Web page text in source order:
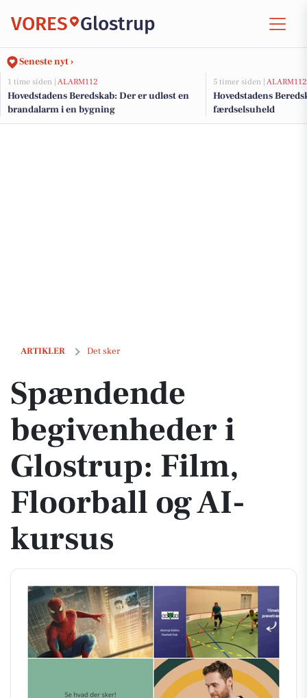
VORES Glostrup
Seneste nyt ›
1 time siden | ALARM112
Hovedstadens Beredskab: Der er udløst en
brandalarm i en bygning
5 timer siden | ALARM112
Hovedstadens
færdselsuheld
ARTIKLER Det sker
Spændende begivenheder i Glostrup: Film, Floorball og AI-kursus
Spændende
begivenheder i
Glostrup: Film,
Floorball og AI-
kursus